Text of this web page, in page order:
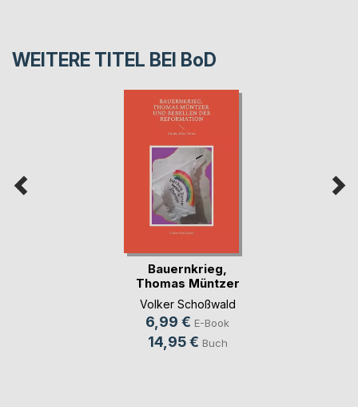
WEITERE TITEL BEI BoD
Bauernkrieg,
Thomas Müntzer
und Re(...)
Volker Schoßwald
6,99 € E-Book
14,95 € Buch